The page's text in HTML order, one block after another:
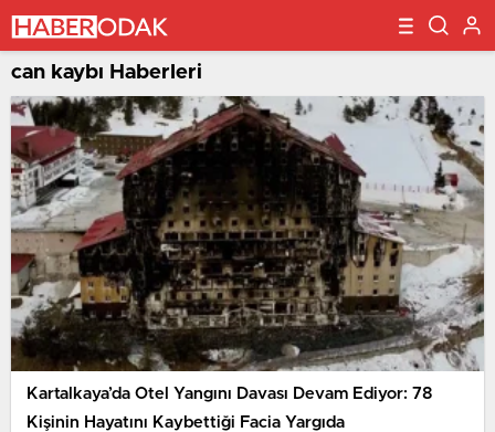
can kaybı Haberleri
Kartalkaya’da Otel Yangını Davası Devam Ediyor: 78
Kişinin Hayatını Kaybettiği Facia Yargıda